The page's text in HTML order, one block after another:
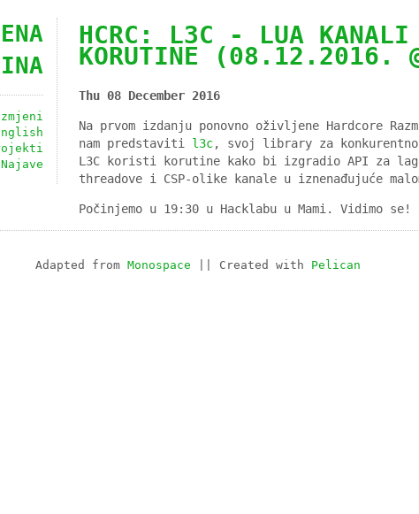
HCRC: L3C - LUA
KORUTINE (08.12.2016.
Thu 08 December 2016
Na prvom izdanju ponovno oživljene Hardcore
nam predstaviti l3c, svoj library za
L3C koristi korutine kako bi izgradio API za
threadove i CSP-olike kanale u iznenađujuće
Počinjemo u 19:30 u Hacklabu u Mami. Vidimo se!
Najave
Adapted from Monospace || Created with Pelican